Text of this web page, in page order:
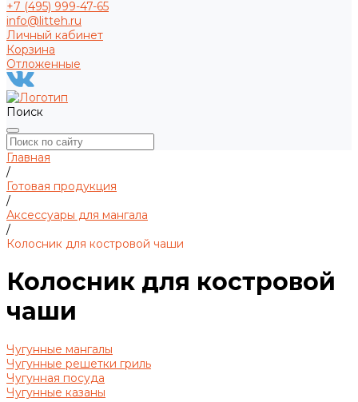
+7 (495) 999-47-65
info@litteh.ru
Личный кабинет
Корзина
Отложенные
Поиск
Главная
/
Готовая продукция
/
Аксессуары для мангала
/
Колосник для костровой чаши
Колосник для костровой
чаши
Чугунные мангалы
Чугунные решетки гриль
Чугунная посуда
Чугунные казаны